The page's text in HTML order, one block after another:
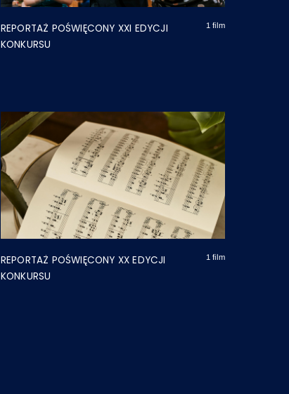
REPORTAŻ POŚWIĘCONY XXI EDYCJI
KONKURSU
1 film
REPORTAŻ POŚWIĘCONY XX EDYCJI
KONKURSU
1 film